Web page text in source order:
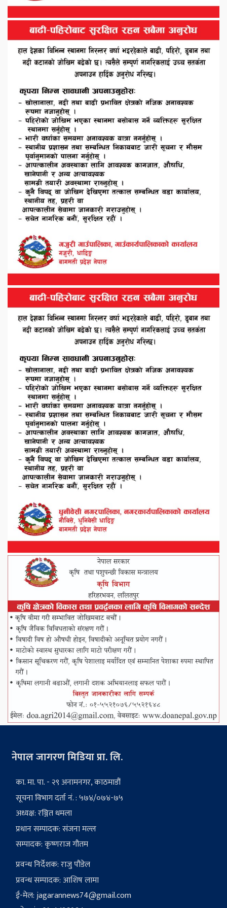
नेपाल जागरण मिडिया प्रा. लि.
का. मा. पा. - २९ अनामनगर, काठमाडौं
सूचना विभाग दर्ता नं. : ५७४/०७४-७५
अध्यक्ष: रञ्जित धमला
प्रधान सम्पादक: संजना मल्ल
सम्पादक: कृष्णराज गौतम
प्रवन्ध निर्देशक: राजु पौडेल
प्रवन्ध सम्पादक: आशिष लामा
ई-मेल:jagarannews74@gmail.com